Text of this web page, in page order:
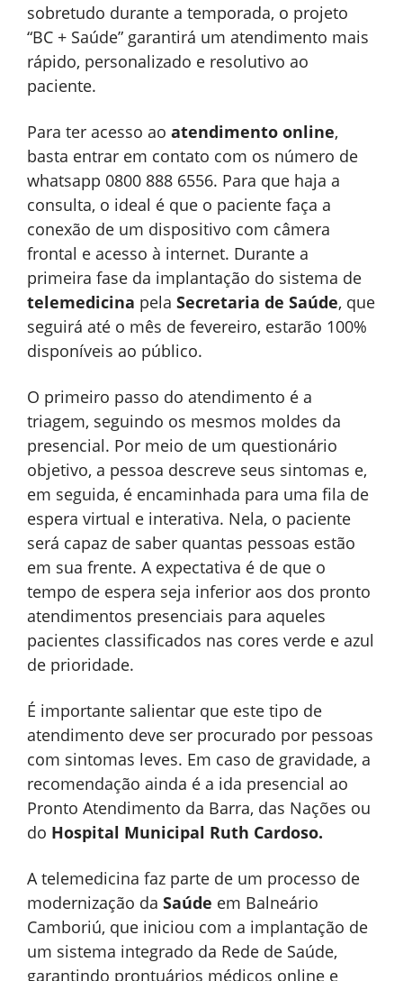
sobretudo durante a temporada, o projeto
“BC + Saúde” garantirá um atendimento mais
rápido, personalizado e resolutivo ao
paciente.
Para ter acesso ao atendimento online,
basta entrar em contato com os número de
whatsapp 0800 888 6556. Para que haja a
consulta, o ideal é que o paciente faça a
conexão de um dispositivo com câmera
frontal e acesso à internet. Durante a
primeira fase da implantação do sistema de
telemedicina pela Secretaria de Saúde, que
seguirá até o mês de fevereiro, estarão 100%
disponíveis ao público.
O primeiro passo do atendimento é a
triagem, seguindo os mesmos moldes da
presencial. Por meio de um questionário
objetivo, a pessoa descreve seus sintomas e,
em seguida, é encaminhada para uma fila de
espera virtual e interativa. Nela, o paciente
será capaz de saber quantas pessoas estão
em sua frente. A expectativa é de que o
tempo de espera seja inferior aos dos pronto
atendimentos presenciais para aqueles
pacientes classificados nas cores verde e azul
de prioridade.
É importante salientar que este tipo de
atendimento deve ser procurado por pessoas
com sintomas leves. Em caso de gravidade, a
recomendação ainda é a ida presencial ao
Pronto Atendimento da Barra, das Nações ou
do Hospital Municipal Ruth Cardoso.
A telemedicina faz parte de um processo de
modernização da Saúde em Balneário
Camboriú, que iniciou com a implantação de
um sistema integrado da Rede de Saúde,
garantindo prontuários médicos online e